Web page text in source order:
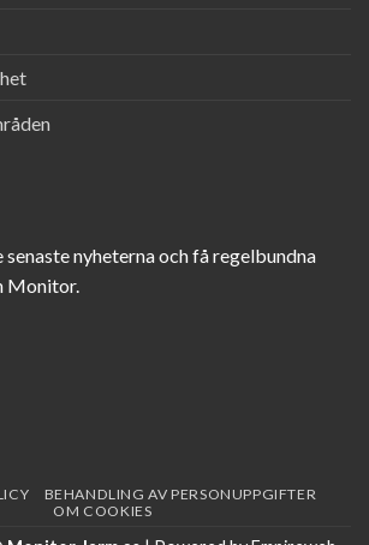
senaste nyheterna och få regelbundna
Monitor.
BEHANDLING AV PERSONUPPGIFTER
OM COOKIES